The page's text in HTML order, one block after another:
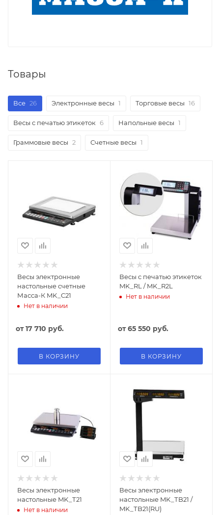
Товары
Все 26 Электронные весы 1 Торговые весы 16
Весы с печатью этикеток 6 Напольные весы 1
Граммовые весы 2 Счетные весы 1
Весы электронные
настольные счетные
Масса-К MK_C21
Нет в наличии
от17 710 руб.
В КОРЗИНУ
Весы с печатью этикеток
MK_RL / MK_R2L
Нет в наличии
от65 550 руб.
В КОРЗИНУ
Весы электронные
настольные MK_Т21
Нет в наличии
Весы электронные
настольные MK_ТB21 /
MK_ТB21(RU)